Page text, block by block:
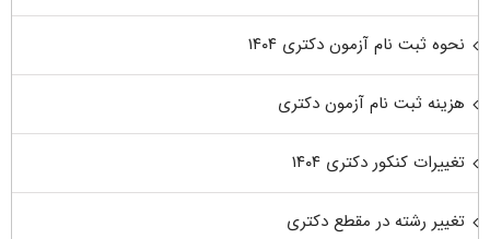
نحوه ثبت نام آزمون دکتری ۱۴۰۴
هزینه ثبت نام آزمون دکتری
تغییرات کنکور دکتری ۱۴۰۴
تغییر رشته در مقطع دکتری